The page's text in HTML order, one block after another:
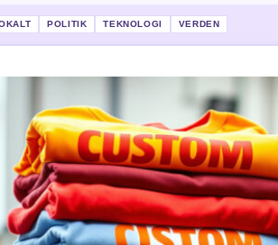
POLITIK TEKNOLOGI VERDEN